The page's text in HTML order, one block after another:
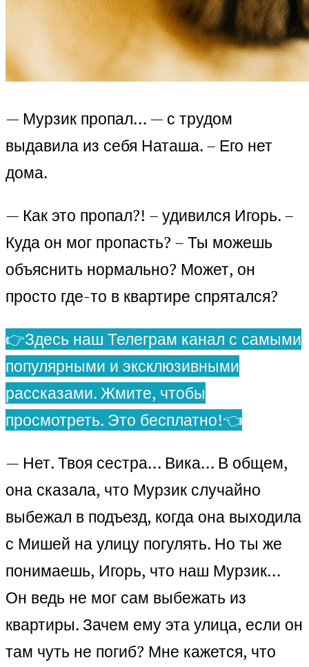
— Мурзик пропал… — с трудом
выдавила из себя Наташа. – Его нет
дома.
— Как это пропал?! – удивился Игорь. –
Куда он мог пропасть? – Ты можешь
объяснить нормально? Может, он
просто где-то в квартире спрятался?
👉Здесь наш Телеграм канал с самыми
популярными и эксклюзивными
рассказами. Жмите, чтобы
просмотреть. Это бесплатно!👈
— Нет. Твоя сестра… Вика… В общем,
она сказала, что Мурзик случайно
выбежал в подъезд, когда она выходила
с Мишей на улицу погулять. Но ты же
понимаешь, Игорь, что наш Мурзик…
Он ведь не мог сам выбежать из
квартиры. Зачем ему эта улица, если он
там чуть не погиб? Мне кажется, что